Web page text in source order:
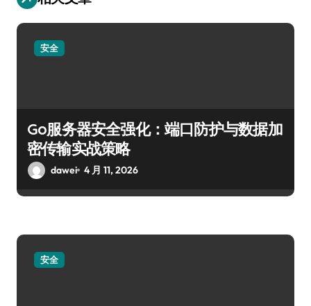
安全
Go服务器安全强化：端口防护与数据加
密传输实战策略
dawei 4 月 11, 2026
安全